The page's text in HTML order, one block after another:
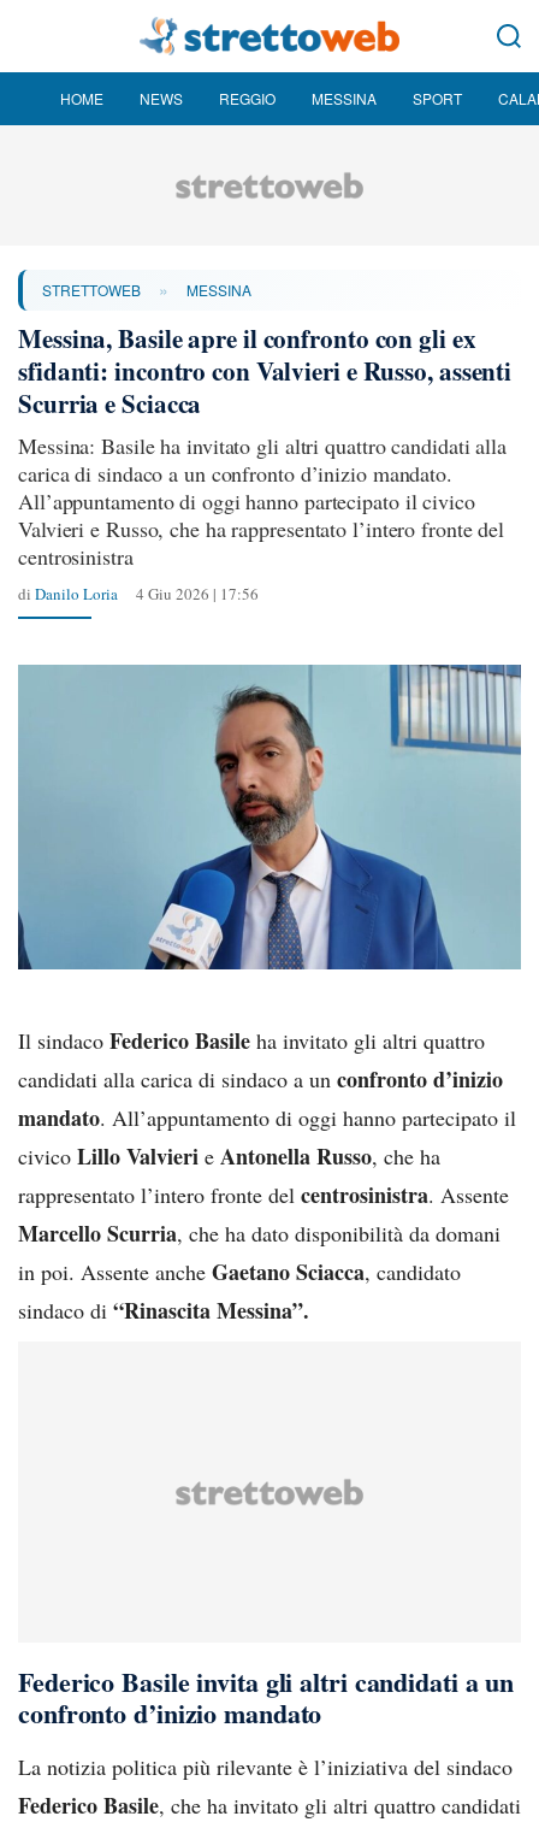
HOME NEWS REGGIO MESSINA SPORT
STRETTOWEB » MESSINA
Messina, Basile apre il confronto con gli ex
sfidanti: incontro con Valvieri e Russo, assenti
Scurria e Sciacca
Messina: Basile ha invitato gli altri quattro candidati alla
carica di sindaco a un confronto d’inizio mandato.
All’appuntamento di oggi hanno partecipato il civico
Valvieri e Russo, che ha rappresentato l’intero fronte del
centrosinistra
di Danilo Loria 4 Giu 2026 | 17:56
Il sindaco Federico Basile ha invitato gli altri quattro
candidati alla carica di sindaco a un confronto d’inizio
mandato. All’appuntamento di oggi hanno partecipato il
civico Lillo Valvieri e Antonella Russo, che ha
rappresentato l’intero fronte del centrosinistra. Assente
Marcello Scurria, che ha dato disponibilità da domani
in poi. Assente anche Gaetano Sciacca, candidato
sindaco di “Rinascita Messina”.
Federico Basile invita gli altri candidati a un
confronto d’inizio mandato
La notizia politica più rilevante è l’iniziativa del sindaco
Federico Basile, che ha invitato gli altri quattro candidati